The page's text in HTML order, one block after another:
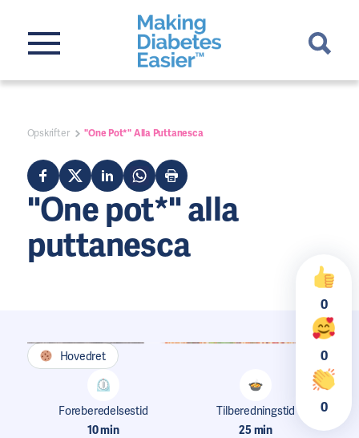
Opskrifter "One Pot*" Alla Puttanesca
"One pot*" alla
puttanesca
0
0
0
Hovedret
Foreberedelsestid
10 min
Tilberedningstid
25 min